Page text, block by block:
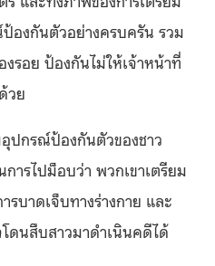
องกันตัวอย่างครบครัน รวม
งรอย ป้องกันไม่ให้เจ้าหน้าที่
วย
ปกรณ์ป้องกันตัวของชาว
ารไปม็อบว่า พวกเขาเตรียม
รบาดเจ็บทางร่างกาย และ
ดนสืบสาวมาดำเนินคดีได้